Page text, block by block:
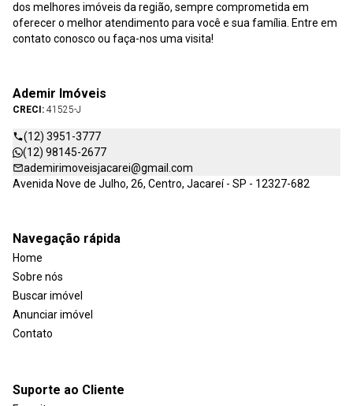
dos melhores imóveis da região, sempre comprometida em
oferecer o melhor atendimento para você e sua família. Entre em
contato conosco ou faça-nos uma visita!
Ademir Imóveis
CRECI: 41525-J
(12) 3951-3777
(12) 98145-2677
ademirimoveisjacarei@gmail.com
Avenida Nove de Julho, 26, Centro, Jacareí - SP - 12327-682
Navegação rápida
Home
Sobre nós
Buscar imóvel
Anunciar imóvel
Contato
Suporte ao Cliente